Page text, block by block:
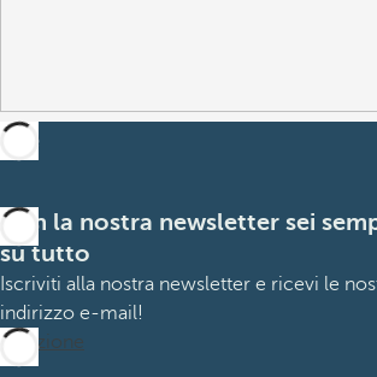
Con la nostra newsletter sei
su tutto
Iscriviti alla nostra newsletter e ricevi le
indirizzo e-mail!
Iscrizione